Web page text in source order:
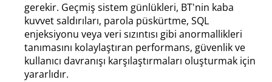
gerekir. Geçmiş sistem günlükleri, BT'nin kaba
kuvvet saldırıları, parola püskürtme, SQL
enjeksiyonu veya veri sızıntısı gibi anormallikleri
tanımasını kolaylaştıran performans, güvenlik ve
kullanıcı davranışı karşılaştırmaları oluşturmak için
yararlıdır.